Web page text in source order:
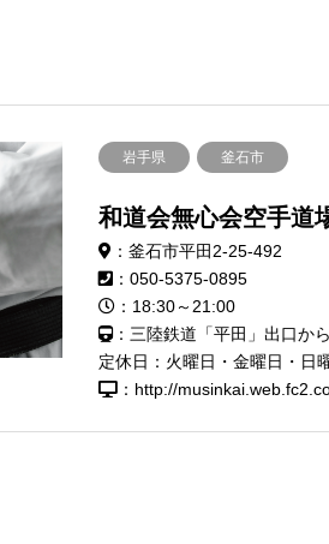
岩手県 釜石市
和道会無心会空手道
：釜石市平田2-25-492
：050-5375-0895
：18:30～21:00
：三陸鉄道「平田」出口か
定休日：火曜日・金曜日・日
：http://